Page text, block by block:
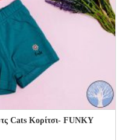
Cats Κορίτσι- FUNKY